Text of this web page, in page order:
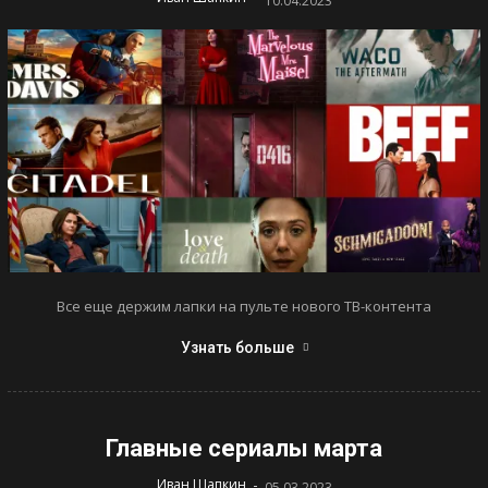
Все еще держим лапки на пульте нового ТВ-контента
Узнать больше
Главные сериалы марта
Иван Шапкин -